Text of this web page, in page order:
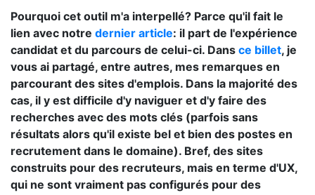
Pourquoi cet outil m'a interpellé? Parce qu'il fait le
lien avec notre dernier article: il part de l'expérience
candidat et du parcours de celui-ci. Dans ce billet, je
vous ai partagé, entre autres, mes remarques en
parcourant des sites d'emplois. Dans la majorité des
cas, il y est difficile d'y naviguer et d'y faire des
recherches avec des mots clés (parfois sans
résultats alors qu'il existe bel et bien des postes en
recrutement dans le domaine). Bref, des sites
construits pour des recruteurs, mais en terme d'UX,
qui ne sont vraiment pas configurés pour des